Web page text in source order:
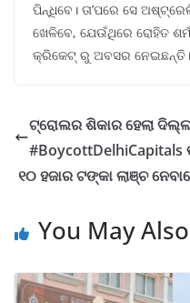
ପିନ୍ଧିବେ। ତା’ପରେ ସେ
ଖେଳିବେ, ଯେଉଁଥିରେ ରୋହିତ
କ୍ରିକେଟ୍ ରୁ ଅବସର ନେଇଛନ୍ତି।
ଟ୍ରୋଲର ଶିକାର ହେଲା
#BoycottDelhiCapitals
୧୦ ହଜାର ଟଙ୍କା ଲାଞ୍ଚ
You May